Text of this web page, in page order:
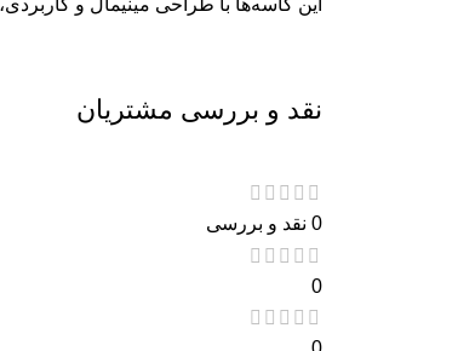
این کاسه‌ها با طراحی مینیمال و
نقد و بررسی مشتریان
0 نقد و بررسی
0